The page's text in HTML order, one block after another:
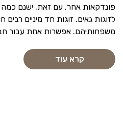
פונדקאות אחר. עם זאת, ישנם כמה
לזוגות גאים. זוגות חד מיניים
משפחותיהם. אפשרות אחת עבור
קרא עוד